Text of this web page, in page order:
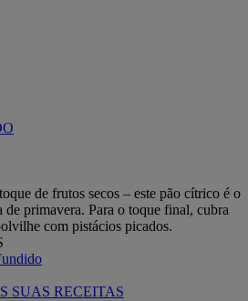
de frutos secos – este pão cítrico é o
primavera. Para o toque final, cubra
com pistácios picados.
SUAS RECEITAS